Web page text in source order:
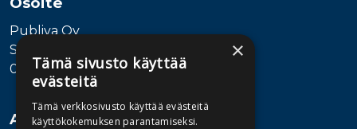
Publiva Oy
Sörnäistenkatu 1
00580 Helsinki
Asiakaspalvelu
×
Tämä sivusto käyttää
evästeitä
Tämä verkkosivusto käyttää evästeitä
käyttökokemuksen parantamiseksi.